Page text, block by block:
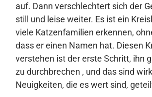
auf. Dann verschlechtert sich der
still und leise weiter. Es ist ein
viele Katzenfamilien erkennen,
dass er einen Namen hat. Diesen
verstehen ist der erste Schritt, ihn
zu durchbrechen , und das sind
Neuigkeiten, die es wert sind,